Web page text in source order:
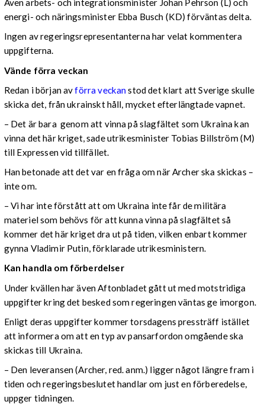
Även arbets- och integrationsminister Johan Pehrson (L) och
energi- och näringsminister Ebba Busch (KD) förväntas delta.
Ingen av regeringsrepresentanterna har velat kommentera
uppgifterna.
Vände förra veckan
Redan i början avförra veckanstod det klart att Sverige skulle
skicka det, från ukrainskt håll, mycket efterlängtade vapnet.
– Det är bara genom att vinna på slagfältet som Ukraina kan
vinna det här kriget, sade utrikesminister Tobias Billström (M)
till Expressen vid tillfället.
Han betonade att det var en fråga om när Archer ska skickas –
inte om.
– Vi har inte förstått att om Ukraina inte får de militära
materiel som behövs för att kunna vinna på slagfältet så
kommer det här kriget dra ut på tiden, vilken enbart kommer
gynna Vladimir Putin, förklarade utrikesministern.
Kan handla om förberdelser
Under kvällen har även Aftonbladet gått ut med motstridiga
uppgifter kring det besked som regeringen väntas ge imorgon.
Enligt deras uppgifter kommer torsdagens pressträff istället
att informera om att en typ av pansarfordon omgående ska
skickas till Ukraina.
– Den leveransen (Archer, red. anm.) ligger något längre fram i
tiden och regeringsbeslutet handlar om just en förberedelse,
uppger tidningen.